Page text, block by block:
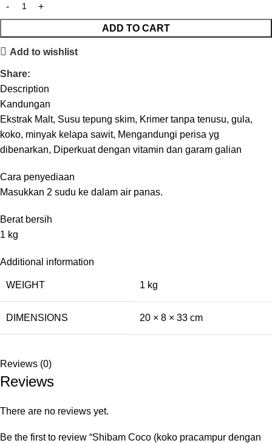
ADD TO CART
Add to wishlist
Share:
Description
Kandungan
Ekstrak Malt, Susu tepung skim, Krimer tanpa tenusu, gula,
koko, minyak kelapa sawit, Mengandungi perisa yg
dibenarkan, Diperkuat dengan vitamin dan garam galian
Cara penyediaan
Masukkan 2 sudu ke dalam air panas.
Berat bersih
1 kg
Additional information
WEIGHT 1 kg
DIMENSIONS 20 × 8 × 33 cm
Reviews (0)
Reviews
There are no reviews yet.
Be the first to review “Shibam Coco (koko pracampur dengan